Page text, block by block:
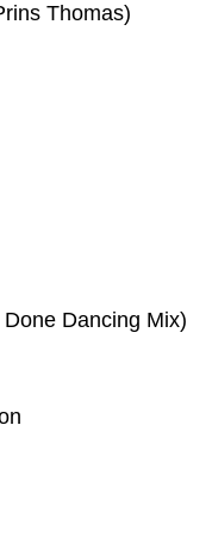
Thomas)
Dancing Mix)